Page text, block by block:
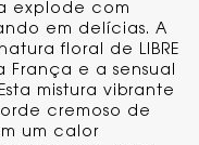
explode com
em delícias. A
floral de LIBRE
e a sensual
mistura vibrante
cremoso de
um calor